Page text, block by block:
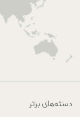
دسته‌های برتر